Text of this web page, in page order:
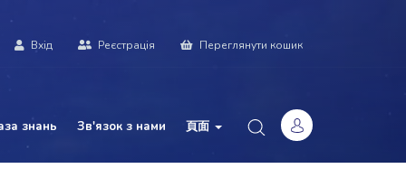
Вхід Реєстрація Переглянути кошик
знань Зв'язок з нами 頁面